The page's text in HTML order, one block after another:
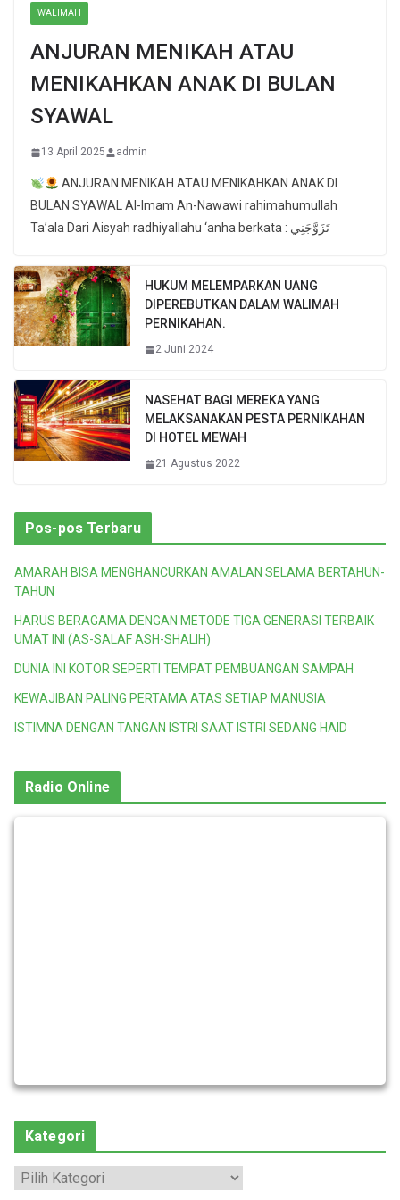
WALIMAH
ANJURAN MENIKAH ATAU
MENIKAHKAN ANAK DI BULAN
SYAWAL
13 April 2025 admin
ANJURAN MENIKAH ATAU MENIKAHKAN ANAK DI
BULAN SYAWAL Al-Imam An-Nawawi rahimahumullah
Ta’ala Dari Aisyah radhiyallahu ‘anha berkata : تَزَوَّجَنِي
HUKUM MELEMPARKAN UANG
DIPEREBUTKAN DALAM WALIMAH
PERNIKAHAN.
2 Juni 2024
NASEHAT BAGI MEREKA YANG
MELAKSANAKAN PESTA PERNIKAHAN
DI HOTEL MEWAH
21 Agustus 2022
Pos-pos Terbaru
AMARAH BISA MENGHANCURKAN AMALAN SELAMA BERTAHUN-
TAHUN
HARUS BERAGAMA DENGAN METODE TIGA GENERASI TERBAIK
UMAT INI (AS-SALAF ASH-SHALIH)
DUNIA INI KOTOR SEPERTI TEMPAT PEMBUANGAN SAMPAH
KEWAJIBAN PALING PERTAMA ATAS SETIAP MANUSIA
ISTIMNA DENGAN TANGAN ISTRI SAAT ISTRI SEDANG HAID
Radio Online
Kategori